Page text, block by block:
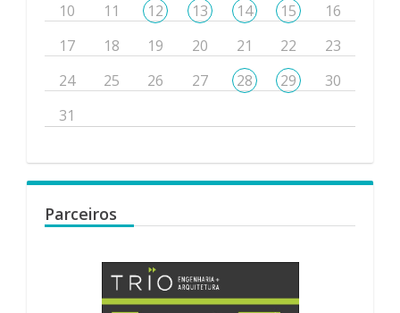
10
11 12 13 14 15
16
17
18 19 20 21 22
23
24
25 26 27 28 29
30
31
Parceiros